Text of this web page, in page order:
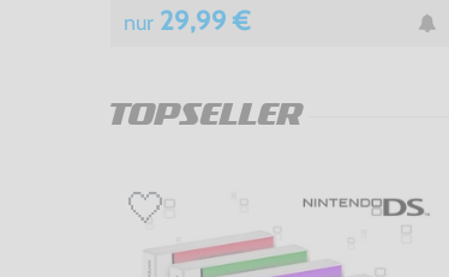
nur 29,99 €
TOPSELLER